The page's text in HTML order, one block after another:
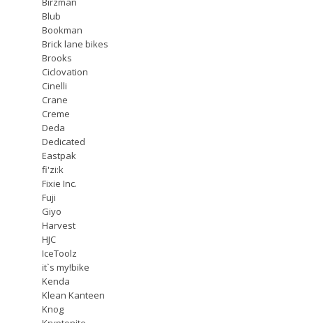
Blub
Bookman
Brick lane bikes
Brooks
Ciclovation
Cinelli
Crane
Creme
Deda
Dedicated
Eastpak
fi'zi:k
Fixie Inc.
Fuji
Giyo
Harvest
HJC
IceToolz
it`s my!bike
Kenda
Klean Kanteen
Knog